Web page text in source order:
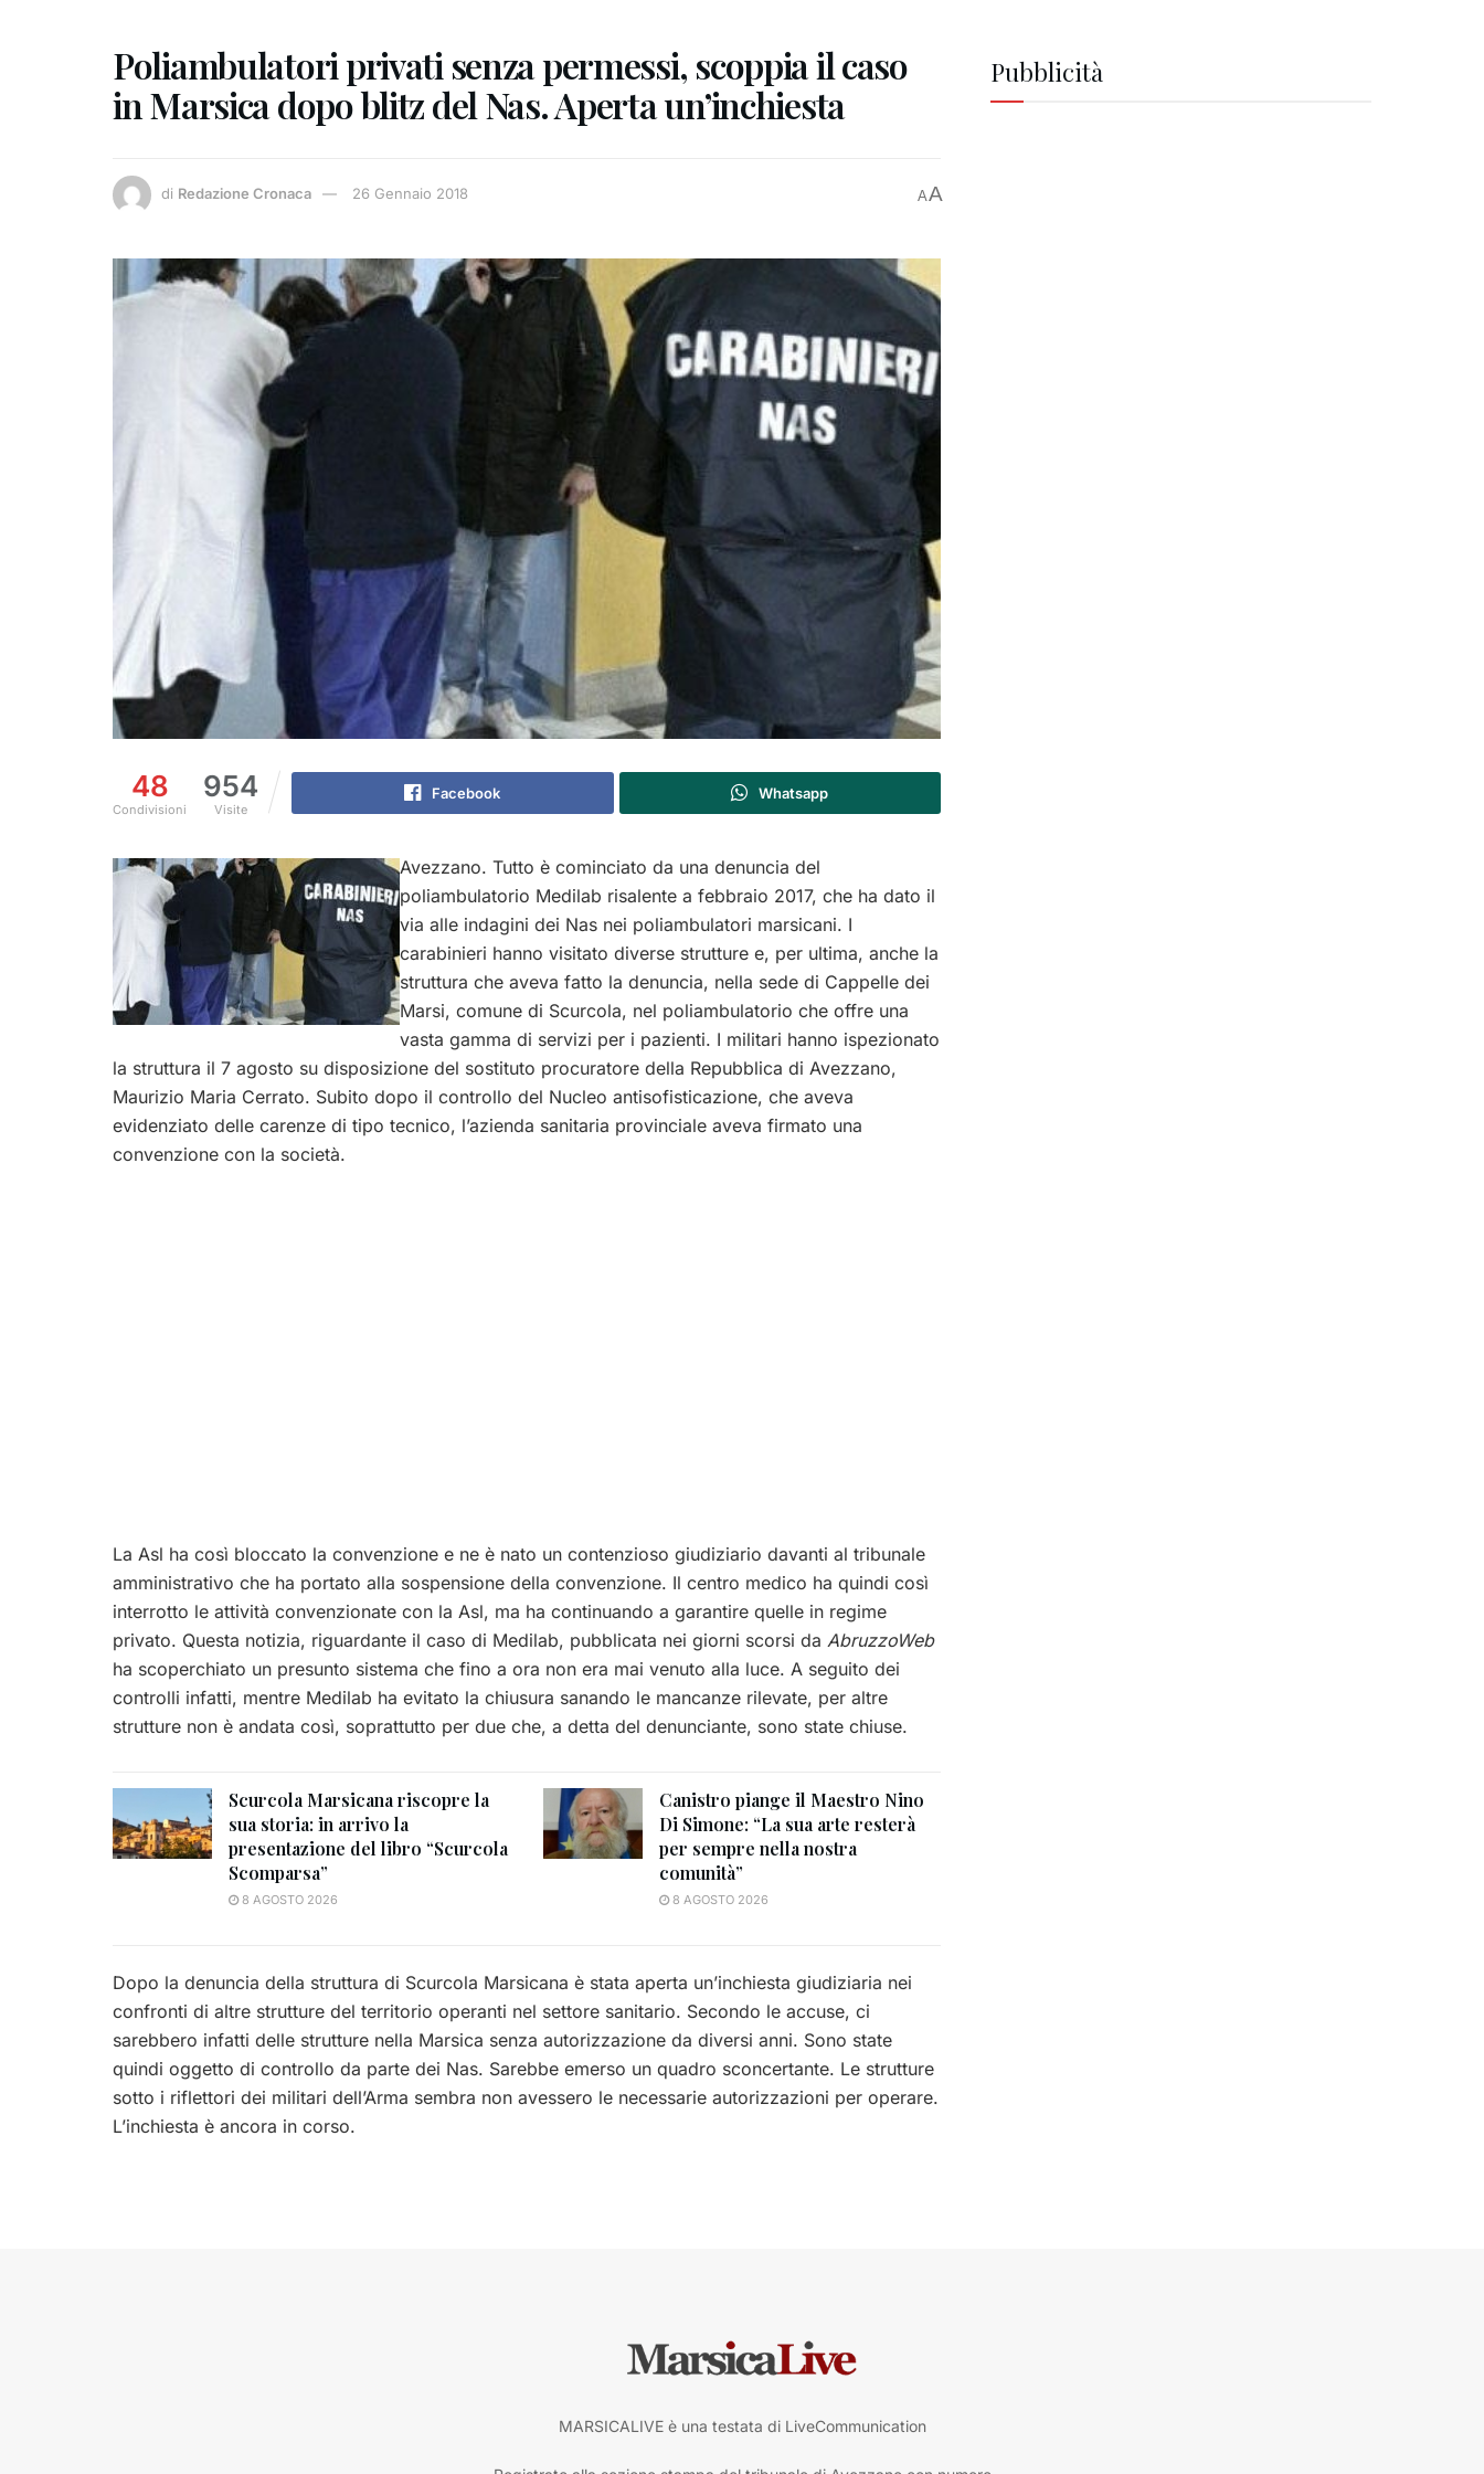
Poliambulatori privati senza permessi, scoppia il caso
in Marsica dopo blitz del Nas. Aperta un’inchiesta
di Redazione Cronaca 26 Gennaio 2018 AA
48
Condivisioni
954
Visite
Facebook Whatsapp
Avezzano. Tutto è cominciato da una denuncia del
poliambulatorio Medilab risalente a febbraio 2017, che ha dato il
via alle indagini dei Nas nei poliambulatori marsicani. I
carabinieri hanno visitato diverse strutture e, per ultima, anche la
struttura che aveva fatto la denuncia, nella sede di Cappelle dei
Marsi, comune di Scurcola, nel poliambulatorio che offre una
vasta gamma di servizi per i pazienti. I militari hanno ispezionato
la struttura il 7 agosto su disposizione del sostituto procuratore della Repubblica di Avezzano,
Maurizio Maria Cerrato. Subito dopo il controllo del Nucleo antisofisticazione, che aveva
evidenziato delle carenze di tipo tecnico, l’azienda sanitaria provinciale aveva firmato una
convenzione con la società.
La Asl ha così bloccato la convenzione e ne è nato un contenzioso giudiziario davanti al tribunale
amministrativo che ha portato alla sospensione della convenzione. Il centro medico ha quindi così
interrotto le attività convenzionate con la Asl, ma ha continuando a garantire quelle in regime
privato. Questa notizia, riguardante il caso di Medilab, pubblicata nei giorni scorsi da AbruzzoWeb
ha scoperchiato un presunto sistema che fino a ora non era mai venuto alla luce. A seguito dei
controlli infatti, mentre Medilab ha evitato la chiusura sanando le mancanze rilevate, per altre
strutture non è andata così, soprattutto per due che, a detta del denunciante, sono state chiuse.
Scurcola Marsicana riscopre la
sua storia: in arrivo la
presentazione del libro “Scurcola
Scomparsa”
8 AGOSTO 2026
Canistro piange il Maestro Nino
Di Simone: “La sua arte resterà
per sempre nella nostra
comunità”
8 AGOSTO 2026
Dopo la denuncia della struttura di Scurcola Marsicana è stata aperta un’inchiesta giudiziaria nei
confronti di altre strutture del territorio operanti nel settore sanitario. Secondo le accuse, ci
sarebbero infatti delle strutture nella Marsica senza autorizzazione da diversi anni. Sono state
quindi oggetto di controllo da parte dei Nas. Sarebbe emerso un quadro sconcertante. Le strutture
sotto i riflettori dei militari dell’Arma sembra non avessero le necessarie autorizzazioni per operare.
L’inchiesta è ancora in corso.
Pubblicità
MARSICALIVE è una testata di LiveCommunication